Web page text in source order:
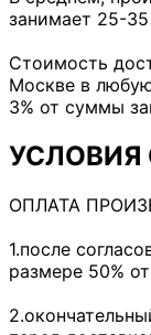
занимает 25-
Стоимость
Москве в
3% от суммы
УСЛОВИЯ
ОПЛАТА
1.после
размере 50%